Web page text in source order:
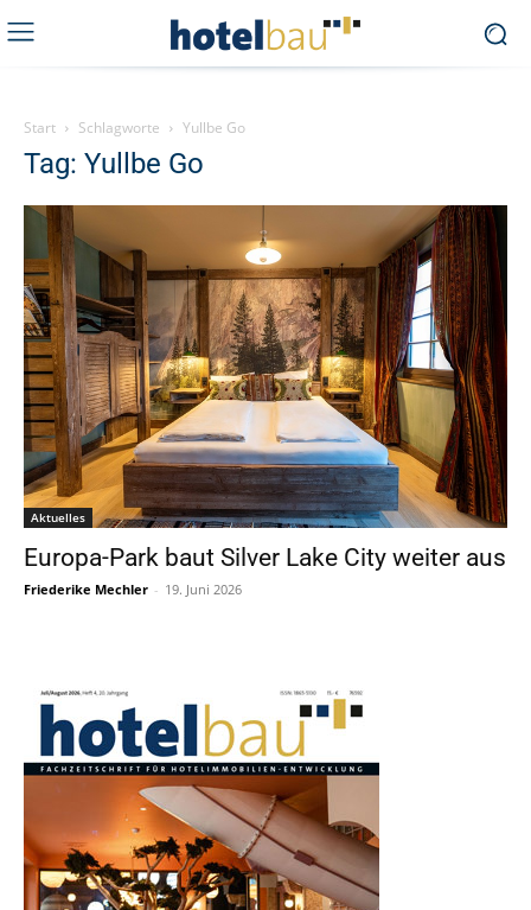
Start Schlagworte Yullbe Go
Tag: Yullbe Go
Aktuelles
Europa-Park baut Silver Lake City weiter aus
Friederike Mechler - 19. Juni 2026